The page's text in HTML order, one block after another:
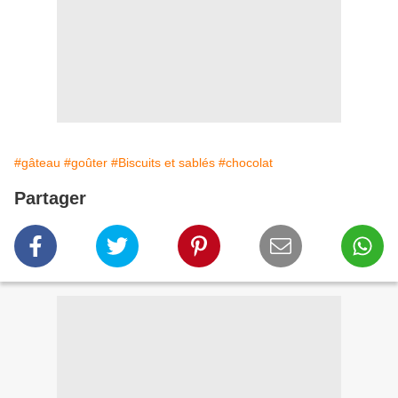
#gâteau #goûter #Biscuits et sablés #chocolat
Partager